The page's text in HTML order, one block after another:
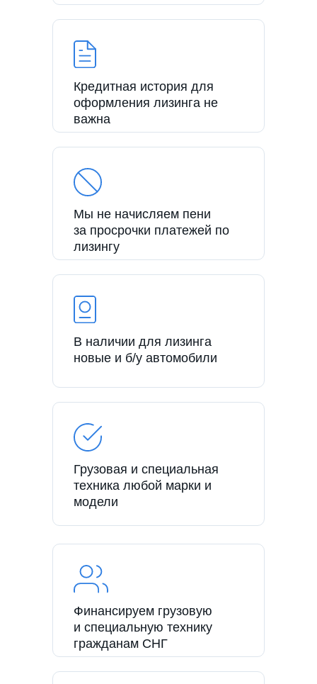
Кредитная история для
оформления лизинга не
важна
Мы не начисляем пени
за просрочки платежей по
лизингу
В наличии для лизинга
новые и б/у автомобили
Грузовая и специальная
техника любой марки и
модели
Финансируем грузовую
и специальную технику
гражданам СНГ